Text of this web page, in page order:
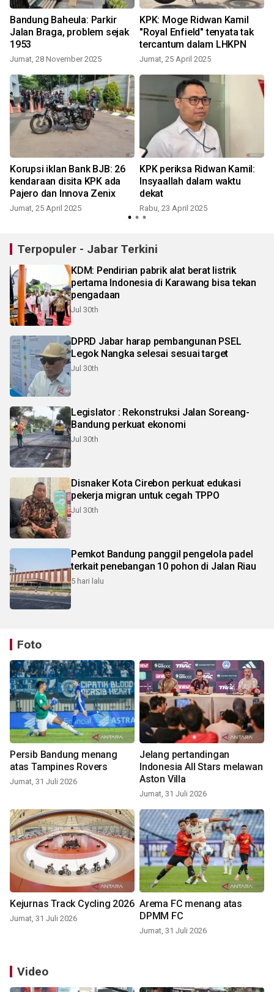
Bandung Baheula: Parkir
Jalan Braga, problem sejak
1953
Jumat, 28 November 2025
KPK: Moge Ridwan Kamil
"Royal Enfield" tenyata tak
tercantum dalam LHKPN
Jumat, 25 April 2025
Korupsi iklan Bank BJB: 26
kendaraan disita KPK ada
Pajero dan Innova Zenix
Jumat, 25 April 2025
KPK periksa Ridwan Kamil:
Insyaallah dalam waktu
dekat
Rabu, 23 April 2025
Terpopuler - Jabar Terkini
KDM: Pendirian pabrik alat berat listrik
pertama Indonesia di Karawang bisa tekan
pengadaan
Jul 30th
DPRD Jabar harap pembangunan PSEL
Legok Nangka selesai sesuai target
Jul 30th
Legislator : Rekonstruksi Jalan Soreang-
Bandung perkuat ekonomi
Jul 30th
Disnaker Kota Cirebon perkuat edukasi
pekerja migran untuk cegah TPPO
Jul 30th
Pemkot Bandung panggil pengelola padel
terkait penebangan 10 pohon di Jalan Riau
5 hari lalu
Foto
Persib Bandung menang
atas Tampines Rovers
Jumat, 31 Juli 2026
Jelang pertandingan
Indonesia All Stars melawan
Aston Villa
Jumat, 31 Juli 2026
Kejurnas Track Cycling 2026
Jumat, 31 Juli 2026
Arema FC menang atas
DPMM FC
Jumat, 31 Juli 2026
Video